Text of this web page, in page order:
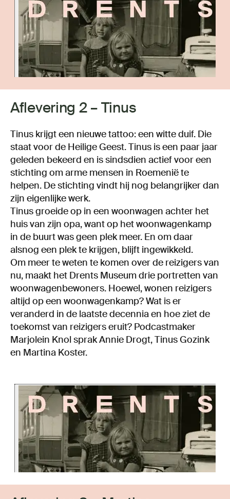
Aflevering 2 – Tinus
Tinus krijgt een nieuwe tattoo: een witte duif. Die
staat voor de Heilige Geest. Tinus is een paar jaar
geleden bekeerd en is sindsdien actief voor een
stichting om arme mensen in Roemenië te
helpen. De stichting vindt hij nog belangrijker dan
zijn eigenlijke werk.
Tinus groeide op in een woonwagen achter het
huis van zijn opa, want op het woonwagenkamp
in de buurt was geen plek meer. En om daar
alsnog een plek te krijgen, blijft ingewikkeld.
Om meer te weten te komen over de reizigers van
nu, maakt het Drents Museum drie portretten van
woonwagenbewoners. Hoewel, wonen reizigers
altijd op een woonwagenkamp? Wat is er
veranderd in de laatste decennia en hoe ziet de
toekomst van reizigers eruit? Podcastmaker
Marjolein Knol sprak Annie Drogt, Tinus Gozink
en Martina Koster.